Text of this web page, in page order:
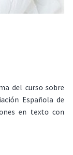
del curso sobre
Española de
en texto con